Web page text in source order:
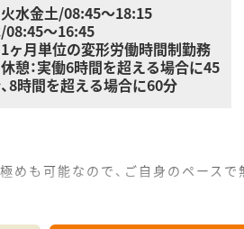
水金土/08:45～18:15
08:45～16:45
ヶ月単位の変形労働時間制勤務
憩：実働6時間を超える場合に45
8時間を超える場合に60分
めも可能なので、ご自身のペース